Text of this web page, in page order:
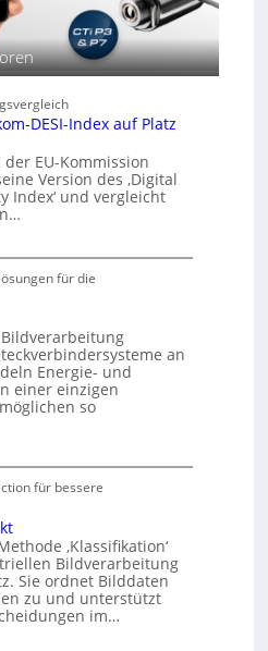
DESI-Index auf Platz
EU-Kommission
Version des ‚Digital
Index‘ und vergleicht
für die
an
Energie- und
einer einzigen
so
für bessere
‚Klassifikation‘
Bildverarbeitung
Sie ordnet Bilddaten
zu und unterstützt
im…